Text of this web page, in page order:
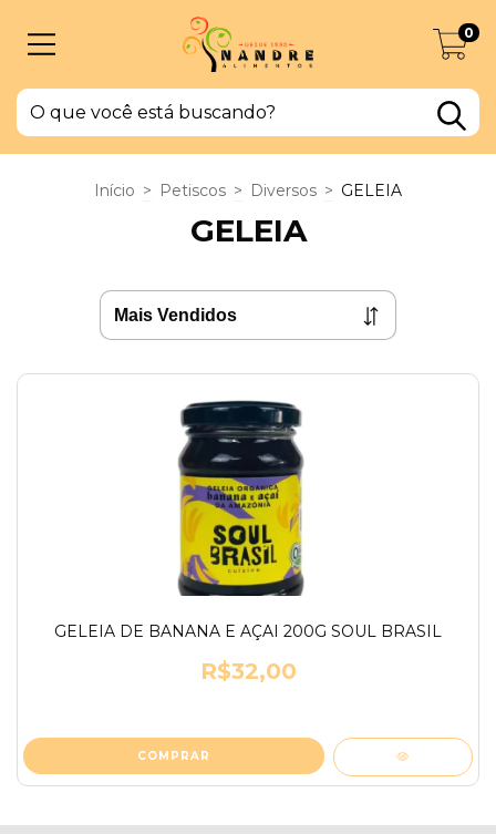
0
Início > Petiscos > Diversos > GELEIA
GELEIA
GELEIA DE BANANA E AÇAI 200G SOUL BRASIL
R$32,00